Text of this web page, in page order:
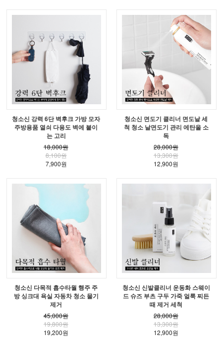
청소신 강력 6단 벽후크 가방 모자
주방용품 열쇠 다용도 벽에 붙이
는 고리
18,000원
8,100원
7,900원
청소신 면도기 클리너 면도날 세
척 청소 날면도기 관리 에탄올 소
독
28,000원
13,300원
12,900원
청소신 다목적 흡수타월 행주 주
방 싱크대 욕실 자동차 청소 물기
제거
45,000원
19,800원
19,200원
청소신 신발클리너 운동화 스웨이
드 슈즈 부츠 구두 가죽 얼룩 찌든
때 제거 세척
28,000원
13,300원
12,900원